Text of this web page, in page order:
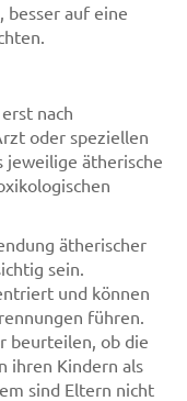
besser auf eine
nach
oder speziellen
ätherische
ätherischer
sein.
und können
führen.
beurteilen, ob die
ihren Kindern als
sind Eltern nicht